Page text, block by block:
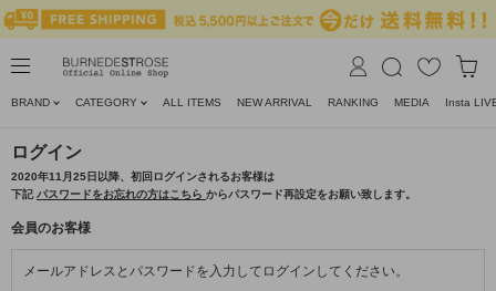
BRAND CATEGORY ALL ITEMS NEW ARRIVAL RANKING MEDIA Insta
ログイン
2020年11月25日以降、初回ログインされるお客様は
下記 パスワードをお忘れの方はこちら からパスワード再設定をお願い致します。
会員のお客様
メールアドレスとパスワードを入力してログインしてください。